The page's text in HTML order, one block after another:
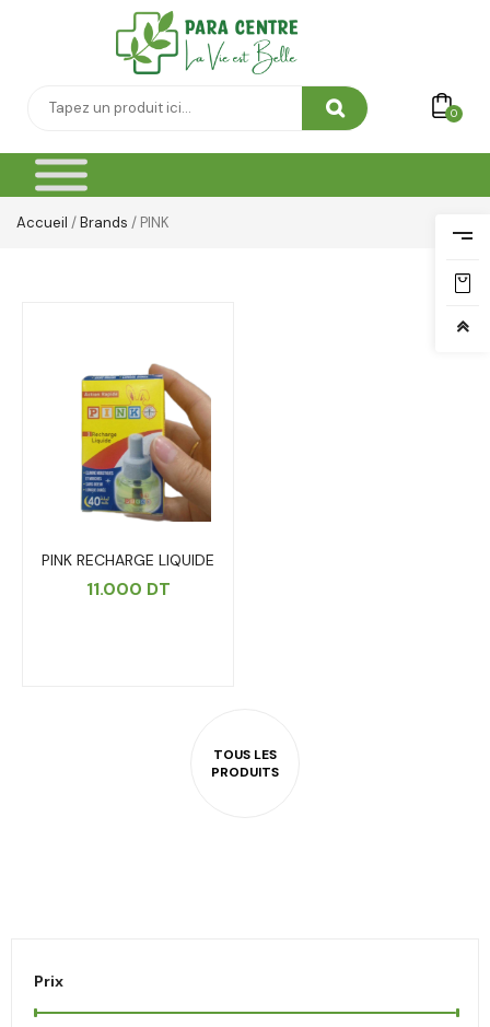
0
Accueil /Brands / PINK
Prix
PINK RECHARGE LIQUIDE
11.000 DT